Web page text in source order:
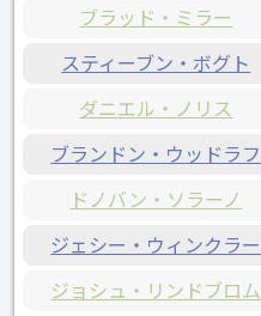
ブラッド・ミラー
スティーブン・ボグト
ダニエル・ノリス
ブランドン・ウッドラフ
ドノバン・ソラーノ
ジェシー・ウィンクラー
ジョシュ・リンドブロム